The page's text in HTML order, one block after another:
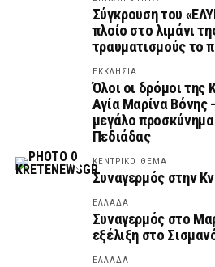
Σύγκρουση του
πλοίο στο λιμάνι
τραυματισμούς το
ΕΚΚΛΗΣΙΑ
Όλοι οι δρόμοι της
Αγία Μαρίνα Βόνης
μεγάλο
Πεδιάδας
ΚΕΝΤΡΙΚΟ ΘΕΜΑ
Συναγερμός στην
ΕΛΛΑΔΑ
Συναγερμός στο
εξέλιξη στο
ΕΛΛΑΔΑ